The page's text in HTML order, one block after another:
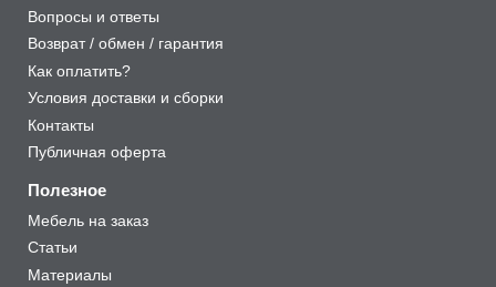
Вопросы и ответы
Возврат / обмен / гарантия
Как оплатить?
Условия доставки и сборки
Контакты
Публичная оферта
Полезное
Мебель на заказ
Статьи
Материалы